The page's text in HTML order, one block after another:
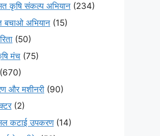
कृषि संकल्प अभियान (234)
बचाओ अभियान (15)
(50)
मंच (75)
(670)
और मशीनरी (90)
(2)
कटाई उपकरण(14)